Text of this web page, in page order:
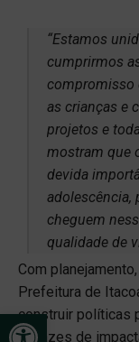
Open toolbar
“Estamos
cumprirmos
compromisso
as crianças e
projetos e
mostram que
devida
adolescência,
cheguem
qualidade de
Com
Prefeitura de
construir políticas
capazes de